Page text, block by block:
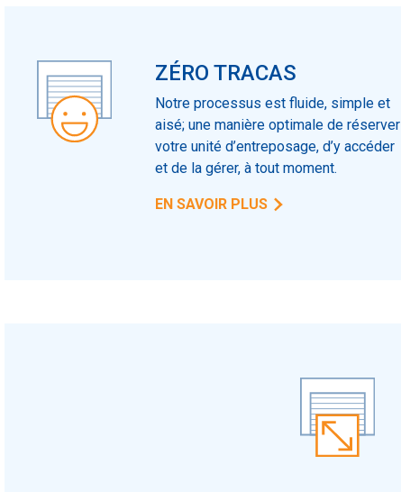
ZÉRO TRACAS
Notre processus est fluide, simple et
aisé; une manière optimale de réserver
votre unité d’entreposage, d’y accéder
et de la gérer, à tout moment.
EN SAVOIR PLUS